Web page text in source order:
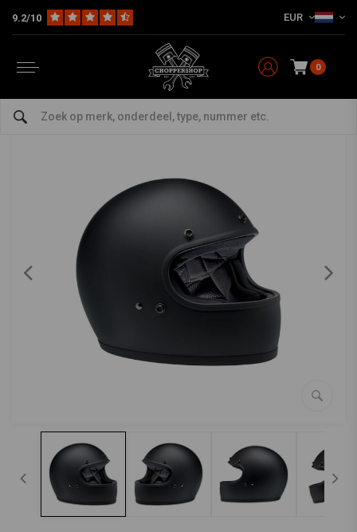
9.2/10 EUR
0
Gringo Helm Plat | Zwart
bekijk alles van Biltwell
Gringo Helm Plat | Zwart